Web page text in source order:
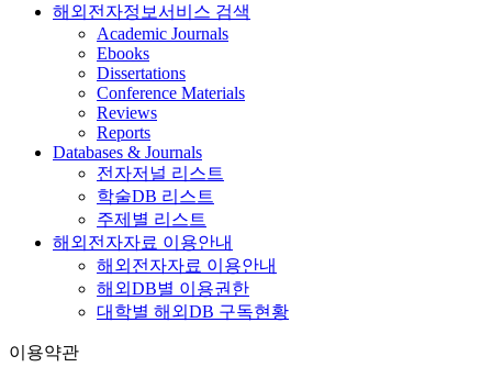
해외전자정보서비스 검색
Academic Journals
Ebooks
Dissertations
Conference Materials
Reviews
Reports
Databases & Journals
전자저널 리스트
학술DB 리스트
주제별 리스트
해외전자자료 이용안내
해외전자자료 이용안내
해외DB별 이용권한
대학별 해외DB 구독현황
이용약관